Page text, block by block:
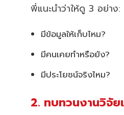
พี่แนะนำว่าให้ดู 3 อย่าง:
มีข้อมูลให้เก็บไหม?
มีคนเคยทำหรือยัง?
มีประโยชน์จริงไหม?
2. ทบทวนงานวิจัย